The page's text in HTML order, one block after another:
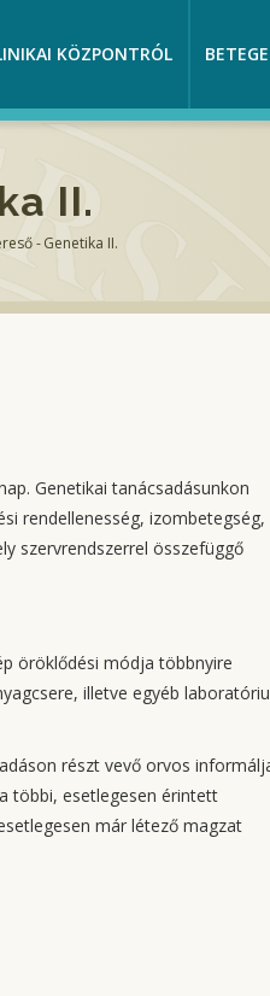
KÖZPONTRÓL
II.
- Genetika II.
Genetikai tanácsadásunkon
rendellenesség, izombetegség,
szervrendszerrel összefüggő
öröklődési módja többnyire
illetve egyéb
részt vevő orvos
többi, esetlegesen érintett
már létező magzat